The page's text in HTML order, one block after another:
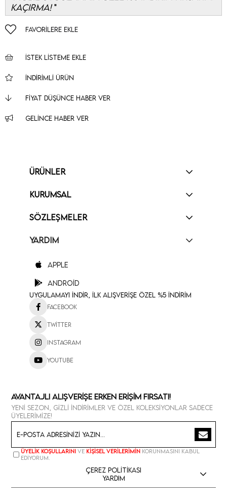
KAÇIRMA!
FAVORILERE EKLE
İSTEK LISTEME EKLE
İNDIRIMLI ÜRÜN
FIYAT DÜŞÜNCE HABER VER
GELINCE HABER VER
ÜRÜNLER
KURUMSAL
SÖZLEŞMELER
YARDIM
Apple
Android
Uygulamayı İndir, İlk Alışverişe Özel %5 İndirim
Facebook
Twitter
Instagram
Youtube
Avantajlı Alışverişe Erken Erişim Fırsatı!
Yeni sezon, gizli indirimler ve özel koleksiyonlar sadece
üyelerimize!
Üyelik koşullarını ve kişisel verilerimin korunmasını kabul
ediyorum.
Çerez Politikası
Yardım